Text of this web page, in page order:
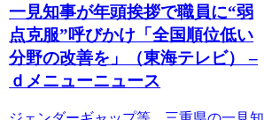
一見知事が年頭挨拶で職員に“弱
点克服”呼びかけ「全国順位低い
分野の改善を」（東海テレビ） –
ｄメニューニュース